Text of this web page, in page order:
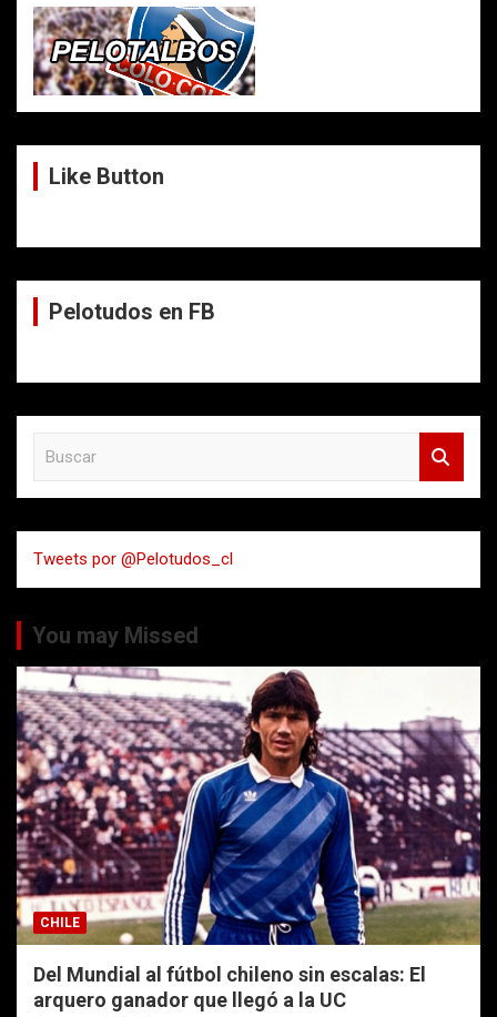
Like Button
Pelotudos en FB
a
r
Tweets por @Pelotudos_cl
You may Missed
CHILE
Del Mundial al fútbol chileno sin escalas: El
arquero ganador que llegó a la UC